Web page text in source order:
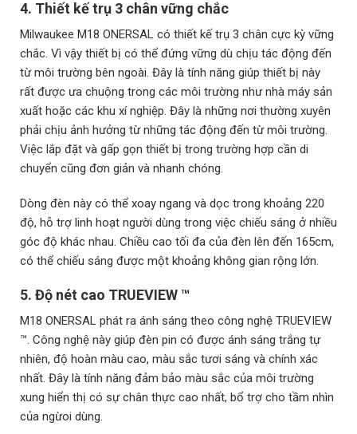
4. Thiết kế trụ 3 chân vững chắc
Milwaukee M18 ONERSAL có thiết kế trụ 3 chân cực kỳ vững
chắc. Vì vậy thiết bị có thể đứng vững dù chịu tác động đến
từ môi trường bên ngoài. Đây là tính năng giúp thiết bị này
rất được ưa chuộng trong các môi trường như nhà máy sản
xuất hoặc các khu xí nghiệp. Đây là những nơi thường xuyên
phải chịu ảnh hưởng từ những tác động đến từ môi trường.
Việc lắp đặt và gấp gọn thiết bị trong trường hợp cần di
chuyển cũng đơn giản và nhanh chóng.
Dòng đèn này có thể xoay ngang và dọc trong khoảng 220
độ, hỗ trợ linh hoạt người dùng trong việc chiếu sáng ở nhiều
góc độ khác nhau. Chiều cao tối đa của đèn lên đến 165cm,
có thể chiếu sáng được một khoảng không gian rộng lớn.
5. Độ nét cao TRUEVIEW ™
M18 ONERSAL phát ra ánh sáng theo công nghệ TRUEVIEW
™. Công nghệ này giúp đèn pin có được ánh sáng trắng tự
nhiên, độ hoàn màu cao, màu sắc tươi sáng và chính xác
nhất. Đây là tính năng đảm bảo màu sắc của môi trường
xung hiển thị có sự chân thực cao nhất, bổ trợ cho tầm nhìn
của ngừoi dùng.